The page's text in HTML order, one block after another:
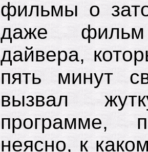
фильмы о
даже
дайвера,
пять минут
вызвал
программе,
неясно, к